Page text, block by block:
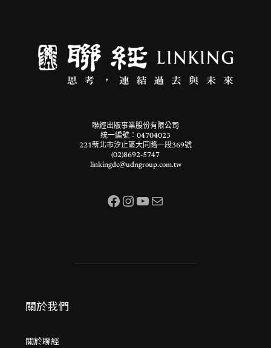
聯經出版事業股份有限公司
統一編號：04704023
221新北市汐止區大同路一段369號
(02)8692-5747
linkingdc@udngroup.com.tw
Facebook InstagramYouTube 電子郵件
關於我們
關於聯經